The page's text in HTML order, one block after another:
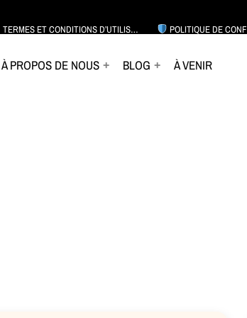
TERMES ET CONDITIONS D’UTILISATION POLITIQUE DE
À PROPOS DE NOUS BLOG À VENIR